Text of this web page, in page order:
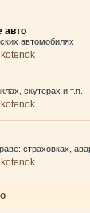
авто
автомобилях
kotenok
скутерах и т.п.
kotenok
страховках,
kotenok